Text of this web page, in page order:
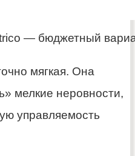
— бюджетный
мягкая. Она
мелкие неровности,
управляемость